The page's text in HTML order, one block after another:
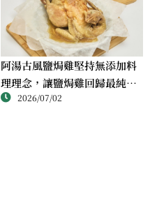
阿湯古風鹽焗雞堅持無添加料
理理念，讓鹽焗雞回歸最純粹
的風味2026/07/02